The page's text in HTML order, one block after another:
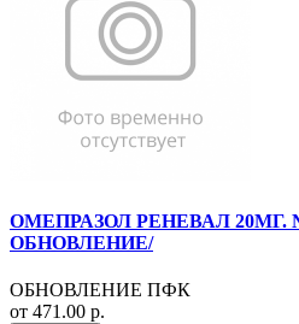
ОМЕПРАЗОЛ РЕНЕВАЛ 20МГ.
ОБНОВЛЕНИЕ/
ОБНОВЛЕНИЕ ПФК
от 471.00 р.